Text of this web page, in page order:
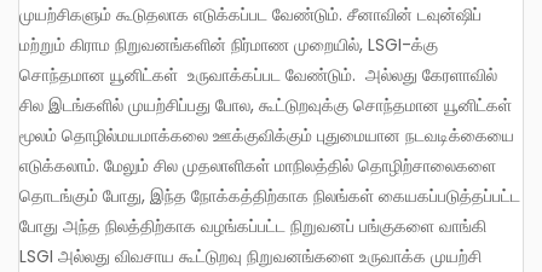
முயற்சிகளும் கூடுதலாக எடுக்கப்பட வேண்டும். சீனாவின் டவுன்ஷிப்
மற்றும் கிராம நிறுவனங்களின் நிர்மாண முறையில், LSGI-க்கு
சொந்தமான யூனிட்கள் உருவாக்கப்பட வேண்டும். அல்லது கேரளாவில்
சில இடங்களில் முயற்சிப்பது போல, கூட்டுறவுக்கு சொந்தமான யூனிட்கள்
மூலம் தொழில்மயமாக்கலை ஊக்குவிக்கும் புதுமையான நடவடிக்கையை
எடுக்கலாம். மேலும் சில முதலாளிகள் மாநிலத்தில் தொழிற்சாலைகளை
தொடங்கும் போது, இந்த நோக்கத்திற்காக நிலங்கள் கையகப்படுத்தப்பட்ட
போது அந்த நிலத்திற்காக வழங்கப்பட்ட நிறுவனப் பங்குகளை வாங்கி
LSGI அல்லது விவசாய கூட்டுறவு நிறுவனங்களை உருவாக்க முயற்சி